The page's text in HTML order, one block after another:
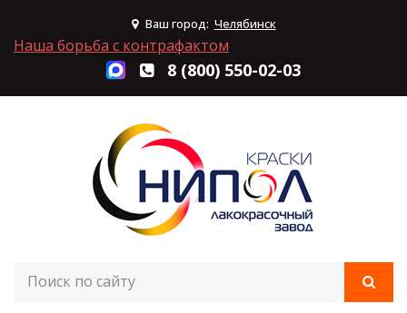
Ваш город: Челябинск
Наша борьба с контрафактом
8 (800) 550-02-03